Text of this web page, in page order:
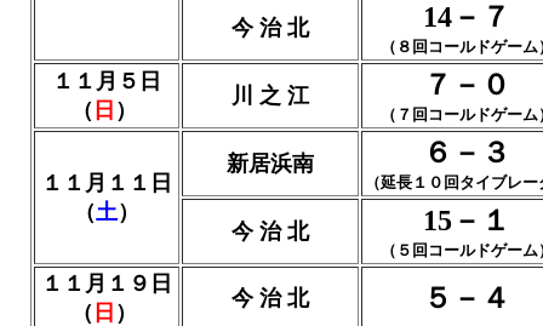
今 治 北 14－７
（８回コールドゲーム
１１月５日
（ 日 ）
川 之 江 ７－０
（７回コールドゲーム
１１月１１日
（土）
新居浜南 ６－３
（延長１０回タイブレー
今 治 北 15－１
（５回コールドゲーム
１１月１９日
（ 日 ）
今 治 北 ５－４